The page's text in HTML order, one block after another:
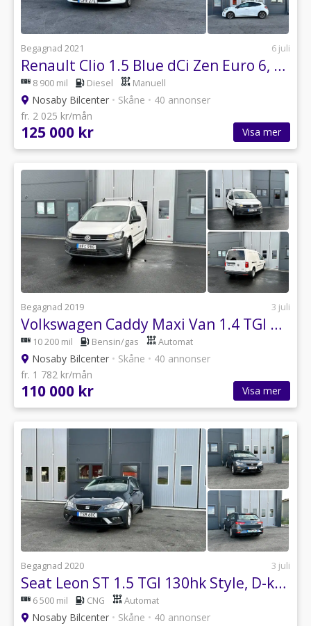
Begagnad 2021 6 juli
Renault Clio 1.5 Blue dCi Zen Euro 6, 1 Ägare, Moms
8 900 mil Diesel Manuell
Nosaby Bilcenter • Skåne • 40 annonser
fr. 2 025 kr/mån
125 000 kr Visa mer
Begagnad 2019 3 juli
Volkswagen Caddy Maxi Van 1.4 TGI BlueMotion, B-kamera, 230V-uttag, 1 Ägare
10 200 mil Bensin/gas Automat
Nosaby Bilcenter • Skåne • 40 annonser
fr. 1 782 kr/mån
110 000 kr Visa mer
Begagnad 2020 3 juli
Seat Leon ST 1.5 TGI 130hk Style, D-krok, B-kamera, PDC, 1 Ägare
6 500 mil CNG Automat
Nosaby Bilcenter • Skåne • 40 annonser